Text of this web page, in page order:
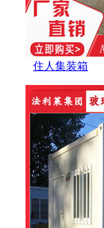
住人集装箱